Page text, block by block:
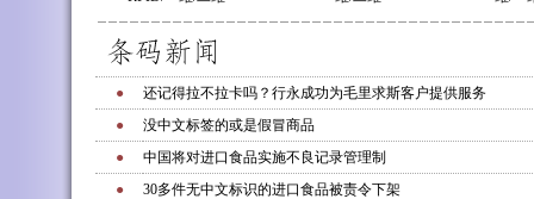
●
还记得拉不拉卡吗？行永成功为毛里求斯客户提供服务
●
没中文标签的或是假冒商品
●
中国将对进口食品实施不良记录管理制
●
30多件无中文标识的进口食品被责令下架